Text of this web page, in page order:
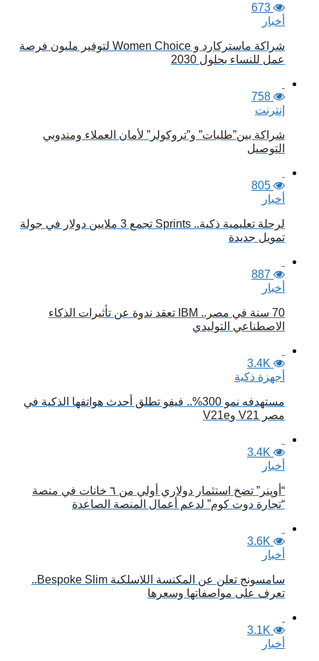
673
أخبار
شراكة ماستركارد و Women Choice لتوفير مليون فرصة
عمل للنساء بحلول 2030
758
إنترنت
شراكة بين”طلبات” و”تروكولر” لأمان العملاء ومندوبي
التوصيل
805
أخبار
لرحلة تعليمية ذكية.. Sprints تجمع 3 ملايين دولار في جولة
تمويل جديدة
887
أخبار
70 سنة في مصر.. IBM تعقد ندوة عن تأثيرات الذكاء
الاصطناعي التوليدي
3.4K
أجهزة ذكية
مستهدفه نمو 300%.. فيفو تطلق أحدث هواتفها الذكية في
مصر V21 وV21e
3.4K
أخبار
“أوپنر” تضخ استثمار دولاري أولي من ٦ خانات في منصة
“تجارة دوت كوم” لدعم أعمال المنصة الصاعدة
3.6K
أخبار
سامسونج تعلن عن المكنسة اللاسلكية Bespoke Slim..
تعرف على مواصفاتها وسعرها
3.1K
أخبار